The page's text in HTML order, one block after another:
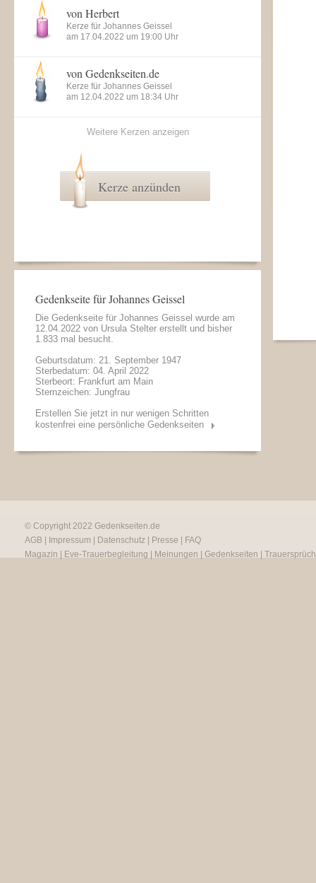
von Herbert
Kerze für Johannes Geissel
am 17.04.2022 um 19:00 Uhr
von Gedenkseiten.de
Kerze für Johannes Geissel
am 12.04.2022 um 18:34 Uhr
Weitere Kerzen anzeigen
Kerze anzünden
Gedenkseite für Johannes Geissel
Die Gedenkseite für Johannes Geissel wurde am
12.04.2022 von Ursula Stelter erstellt und bisher
1.833 mal besucht.
Geburtsdatum: 21. September 1947
Sterbedatum: 04. April 2022
Sterbeort: Frankfurt am Main
Sternzeichen: Jungfrau
Erstellen Sie jetzt in nur wenigen Schritten
kostenfrei eine persönliche Gedenkseiten
© Copyright 2022 Gedenkseiten.de
AGB
Impressum Datenschutz Presse
FAQ
Magazin
Eve-Trauerbegleitung Meinungen Gedenkseiten